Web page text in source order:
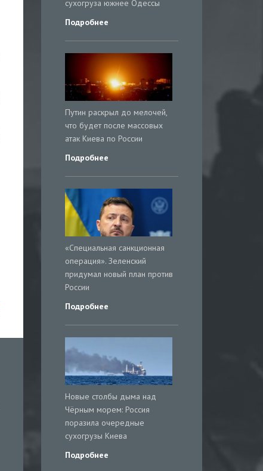
сухогруза южнее Одессы
Подробнее
Путин раскрыл до мелочей,
что будет после массовых
атак Киева по России
Подробнее
«Специальная санкционная
операция». Зеленский
придумал новый план против
России
Подробнее
Новые столбы дыма над
Чёрным морем: Россия
поразила очередные
сухогрузы Киева
Подробнее